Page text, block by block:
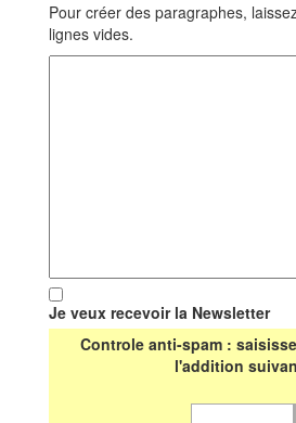
Pour créer des paragraphes,
lignes vides.
Je veux recevoir la Newsletter
Controle anti-spam :
l'addition